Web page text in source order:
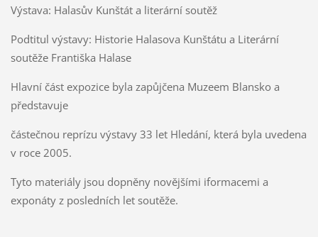
Výstava: Halasův Kunštát a literární soutěž
Podtitul výstavy: Historie Halasova Kunštátu a Literární
soutěže Františka Halase
Hlavní část expozice byla zapůjčena Muzeem Blansko a
představuje
částečnou reprízu výstavy 33 let Hledání, která byla uvedena
v roce 2005.
Tyto materiály jsou dopněny novějšími iformacemi a
exponáty z posledních let soutěže.